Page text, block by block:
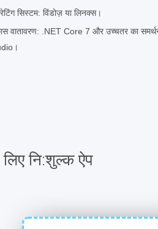
सिस्टम: विंडोज़ या लिनक्स।
वातावरण: .NET Core 7 और उच्चतर का
नि:शुल्‍क ऐप